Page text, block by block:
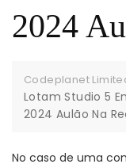
2024
Codeplanet
Lotam Studio 5
2024 Aulão Na
No caso de uma